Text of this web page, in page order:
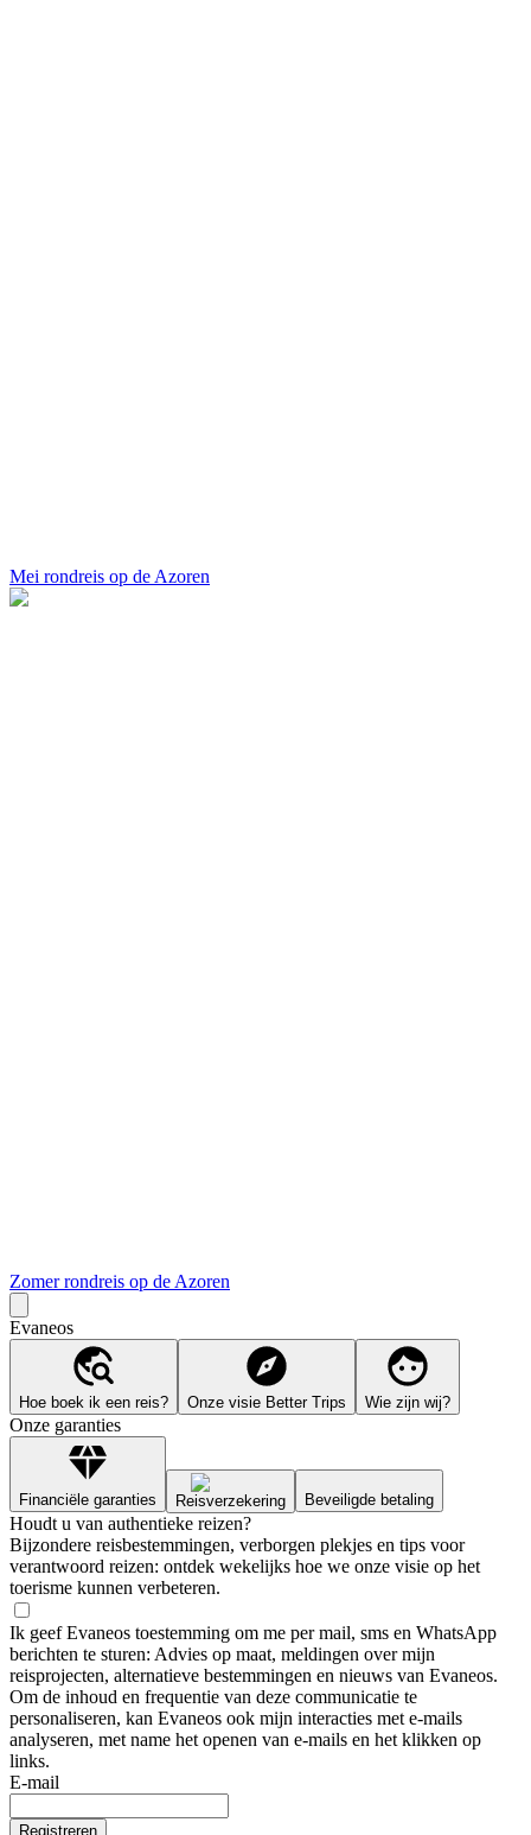
Mei rondreis op de Azoren
Zomer rondreis op de Azoren
Evaneos
Hoe boek ik een reis? Onze visie Better Trips Wie zijn wij?
Onze garanties
Financiële garanties Reisverzekering Beveiligde betaling
Houdt u van authentieke reizen?
Bijzondere reisbestemmingen, verborgen plekjes en tips voor
verantwoord reizen: ontdek wekelijks hoe we onze visie op het
toerisme kunnen verbeteren.
Ik geef Evaneos toestemming om me per mail, sms en WhatsApp
berichten te sturen: Advies op maat, meldingen over mijn
reisprojecten, alternatieve bestemmingen en nieuws van Evaneos.
Om de inhoud en frequentie van deze communicatie te
personaliseren, kan Evaneos ook mijn interacties met e-mails
analyseren, met name het openen van e-mails en het klikken op
links.
E-mail
Registreren